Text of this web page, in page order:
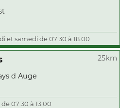
et samedi de 07:30 à 18:00
25km
d Auge
07:30 à 13:00